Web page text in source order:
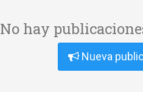
No hay
Nueva